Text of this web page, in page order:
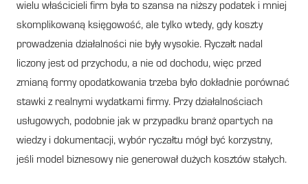
wielu właścicieli firm była to szansa na niższy podatek i mniej
skomplikowaną księgowość, ale tylko wtedy, gdy koszty
prowadzenia działalności nie były wysokie. Ryczałt nadal
liczony jest od przychodu, a nie od dochodu, więc przed
zmianą formy opodatkowania trzeba było dokładnie porównać
stawki z realnymi wydatkami firmy. Przy działalnościach
usługowych, podobnie jak w przypadku branż opartych na
wiedzy i dokumentacji, wybór ryczałtu mógł być korzystny,
jeśli model biznesowy nie generował dużych kosztów stałych.